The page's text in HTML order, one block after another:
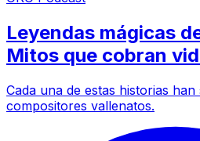
Leyendas mágicas
Mitos que cobran
Cada una de estas historias
compositores vallenatos.